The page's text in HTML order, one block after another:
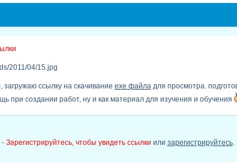
ссылку на скачивание exe файла для просмотра.
при создании работ, ну и как материал для изучения и обучения
- Зарегистрируйтесь, чтобы увидеть ссылки или зарегистрируйтесь.